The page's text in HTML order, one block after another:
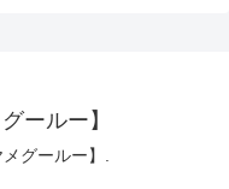
ールー】
グールー】.